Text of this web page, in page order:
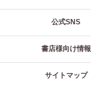
公式SNS
書店様向け情報
サイトマップ